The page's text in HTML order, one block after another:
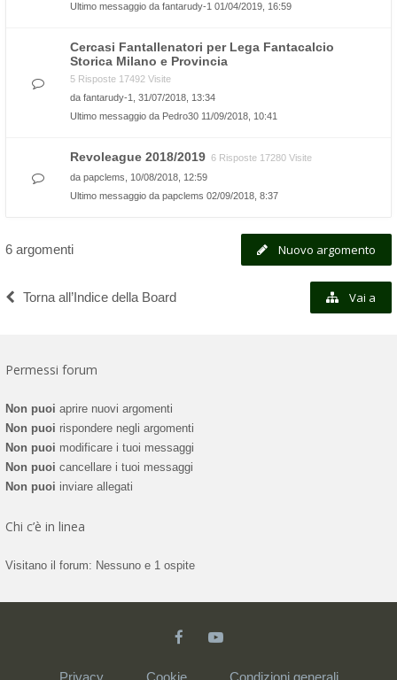
Ultimo messaggio da fantarudy-1 01/04/2019, 16:59
Cercasi Fantallenatori per Lega Fantacalcio
Storica Milano e Provincia
5 Risposte 17492 Visite
da fantarudy-1
, 31/07/2018, 13:34
Ultimo messaggio da Pedro30 11/09/2018, 10:41
Revoleague 2018/2019 6 Risposte 17280 Visite
da papclems , 10/08/2018, 12:59
Ultimo messaggio da papclems 02/09/2018, 8:37
Nuovo argomento
6 argomenti
Torna all’Indice della Board Vai a
Permessi forum
Non puoi aprire nuovi argomenti
Non puoi rispondere negli argomenti
Non puoi modificare i tuoi messaggi
Non puoi cancellare i tuoi messaggi
Non puoi inviare allegati
Chi c’è in linea
Visitano il forum: Nessuno e 1 ospite
Privacy Cookie Condizioni generali